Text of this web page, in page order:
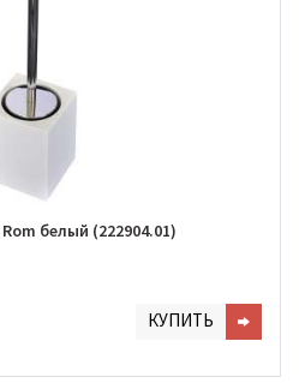
белый (222904.01)
КУПИТЬ